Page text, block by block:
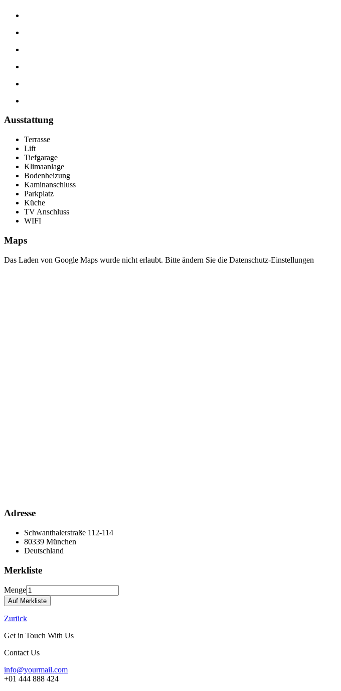
Ausstattung
Terrasse
Lift
Tiefgarage
Klimaanlage
Bodenheizung
Kaminanschluss
Parkplatz
Küche
TV Anschluss
WIFI
Maps
Das Laden von Google Maps wurde nicht erlaubt. Bitte ändern Sie die Datenschutz-Einstellungen
Adresse
Schwanthalerstraße 112-114
80339 München
Deutschland
Merkliste
Menge
Zurück
Get in Touch With Us
Contact Us
info@yourmail.com
+01 444 888 424